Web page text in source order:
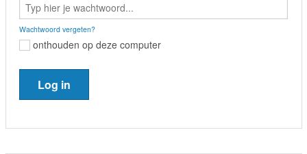
Wachtwoord vergeten?
onthouden op deze computer